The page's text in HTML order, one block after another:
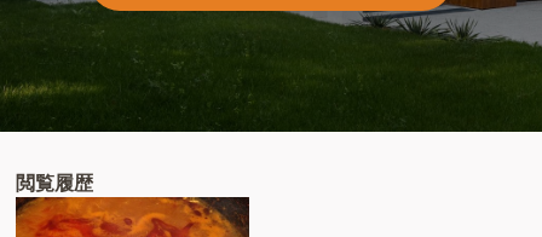
閲覧履歴